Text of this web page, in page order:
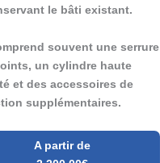
le bâti existant.
souvent une serrure
un cylindre haute
et des accessoires de
supplémentaires.
A partir de